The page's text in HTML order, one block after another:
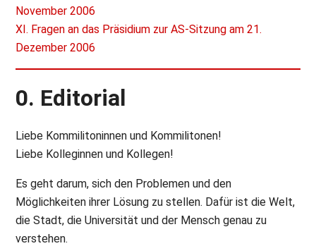
November 2006
XI. Fragen an das Präsidium zur AS-Sitzung am 21.
Dezember 2006
0. Editorial
Liebe Kommilitoninnen und Kommilitonen!
Liebe Kolleginnen und Kollegen!
Es geht darum, sich den Problemen und den
Möglichkeiten ihrer Lösung zu stellen. Dafür ist die Welt,
die Stadt, die Universität und der Mensch genau zu
verstehen.